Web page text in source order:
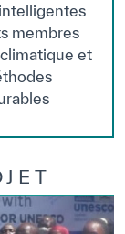
membres
et